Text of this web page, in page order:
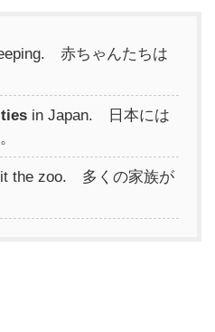
赤ちゃんたちは
in Japan. 日本には
the zoo. 多くの家族が